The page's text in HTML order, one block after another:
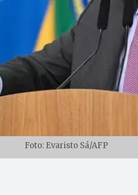
Foto: Evaristo Sá/AFP